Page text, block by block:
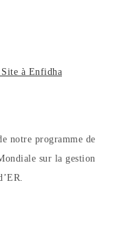
à Enfidha
notre programme de
sur la gestion